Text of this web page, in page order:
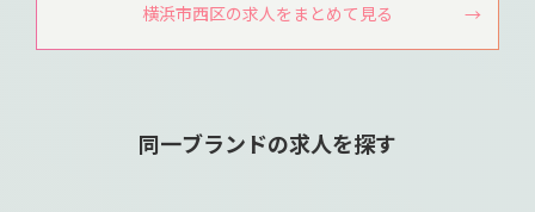
横浜市西区の求人をまとめて見る
同一ブランドの求人を探す